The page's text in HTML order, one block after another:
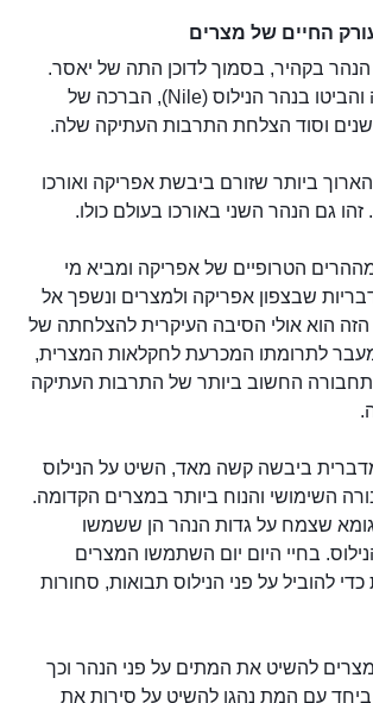
החיים של מצרים
בקהיר, בסמוך לדוכן התה של יאסר.
שתו כוס תה טובה והביטו בנהר הנילוס (Nile), הברכה של
וסוד הצלחת התרבות העתיקה שלה.
ביותר שזורם ביבשת אפריקה ואורכו
הטרופיים של אפריקה ומביא מי
שבצפון אפריקה ולמצרים ונשפך אל
הזה הוא אולי הסיבה העיקרית להצלחתה של
לתרומתו המכרעת לחקלאות המצרית,
החשוב ביותר של התרבות העתיקה
ביבשה קשה מאד, השיט על הנילוס
השימושי והנוח ביותר במצרים הקדומה.
שצמח על גדות הנהר הן ששמשו
בחיי היום יום השתמשו המצרים
להוביל על פני הנילוס תבואות, סחורות
להשיט את המתים על פני הנהר וכך
עם המת נהגו להשיט על סירות את